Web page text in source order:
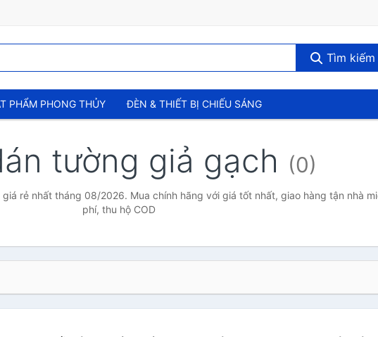
Tìm kiếm
PHẨM PHONG THỦY ĐÈN & THIẾT BỊ CHIẾU SÁNG
tường giả gạch (0)
rẻ nhất tháng 08/2026. Mua chính hãng với giá tốt nhất, giao hàng tận nhà
phí, thu hộ COD